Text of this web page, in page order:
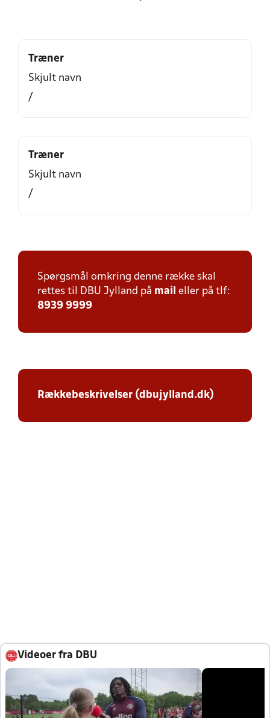
Træner
Skjult navn
/
Træner
Skjult navn
/
Spørgsmål omkring denne række skal
rettes til DBU Jylland på mail eller på tlf:
8939 9999
Rækkebeskrivelser (dbujylland.dk)
Videoer fra DBU